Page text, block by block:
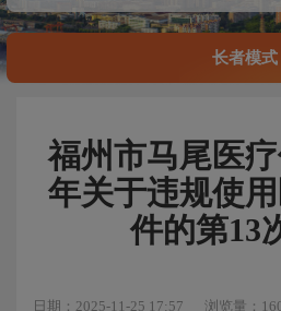
长者模式
福州市马尾医
年关于违规使
件的第13
日期：2025-11-25 17:57 浏览量：